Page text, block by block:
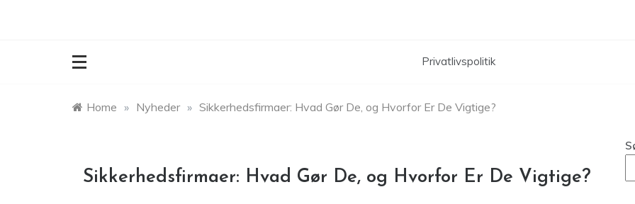
Privatlivspolitik
Home » Nyheder » Sikkerhedsfirmaer: Hvad Gør De, og Hvorfor Er De Vigtige?
Sikkerhedsfirmaer: Hvad Gør De, og Hvorfor Er De Vigtige?